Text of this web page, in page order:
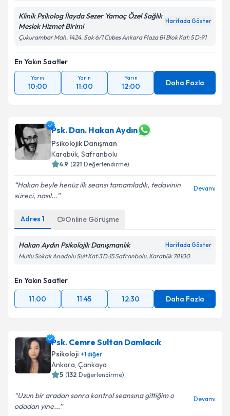
Klinik Psikolog İlayda Sezer Yamaç Özel Sağlık
Meslek Hizmet Birimi
Haritada Göster
Çukurambar Mah. 1424. Sok 6/1 Cubes Ankara Plaza B1 Blok Kat: 5 D:91
En Yakın Saatler
Yarın
10:00
Yarın
11:00
Yarın
12:00 Daha Fazla
Psk. Dan. Hakan Aydın
Psikolojik Danışman
Karabük, Safranbolu
4.9 (221 Değerlendirme)
Hakan beyle henüz ilk seansı tamamladık, tedavinin
süreci, nasıl...
Devamı
Adres 1 Online Görüşme
Hakan Aydın Psikolojik Danışmanlık Haritada Göster
Mutlu Sokak Anadolu Suit Kat:3 D:15 Safranbolu, Karabük 78100
En Yakın Saatler
11:00
11:45 12:30 Daha Fazla
Psk. Cemre Sultan Damlacık
Psikoloji +1diğer
Ankara, Çankaya
5 (132 Değerlendirme)
Uzun bir aradan sonra kontrol seansına gittiğim o
odadan yine...
Devamı